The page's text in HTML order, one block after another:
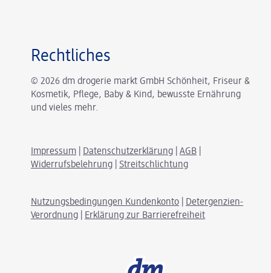
Rechtliches
© 2026 dm drogerie markt GmbH Schönheit, Friseur &
Kosmetik, Pflege, Baby & Kind, bewusste Ernährung
und vieles mehr.
Impressum Datenschutzerklärung AGB
Widerrufsbelehrung
Streitschlichtung
Nutzungsbedingungen Kundenkonto
Detergenzien-
Verordnung
Erklärung zur Barrierefreiheit